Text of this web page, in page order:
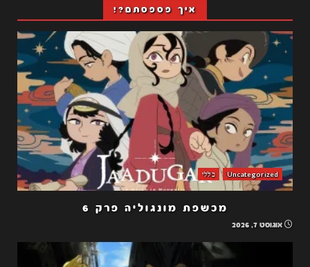
איך פספסתם?!
Uncategorized כללי
מכשפת מונגוליה פרק 6
אוגוסט 7, 2026